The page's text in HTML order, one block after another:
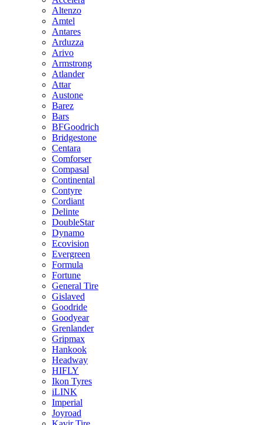
Altenzo
Amtel
Antares
Arduzza
Arivo
Armstrong
Atlander
Attar
Austone
Barez
Bars
BFGoodrich
Bridgestone
Centara
Comforser
Compasal
Continental
Contyre
Cordiant
Delinte
DoubleStar
Dynamo
Ecovision
Evergreen
Formula
Fortune
General Tire
Gislaved
Goodride
Goodyear
Grenlander
Gripmax
Hankook
Headway
HIFLY
Ikon Tyres
iLINK
Imperial
Joyroad